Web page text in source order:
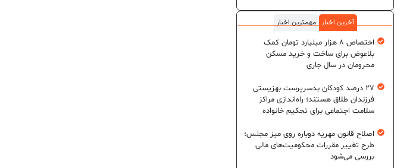
آخرین اخبار
مهمترین اخبار
اختصاص ۸ هزار میلیارد تومان کمک
بلاعوض برای ساخت و خرید مسکن
محرومان در سال جاری
۲۷ درصد کودکان بدسرپرست بهزیستی
فرزندان طلاق هستند؛ راه‌اندازی مراکز
سلامت اجتماعی برای تحکیم خانواده
اصلاح قانون مهریه دوباره روی میز مجلس؛
طرح تغییر مقررات محکومیت‌های مالی
بررسی می‌شود